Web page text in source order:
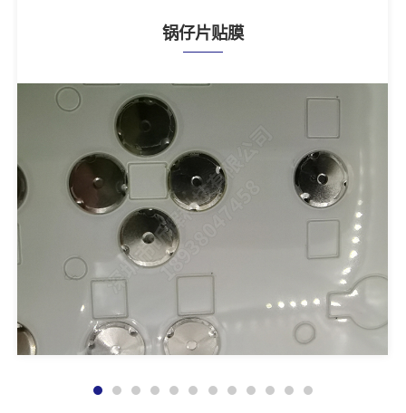
锅仔片贴膜